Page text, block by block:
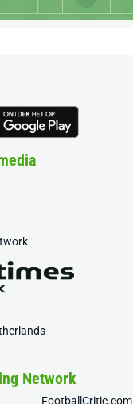
Network
FootballCritic.com